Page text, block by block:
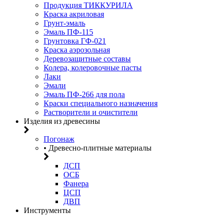
Продукция ТИККУРИЛА
Краска акриловая
Грунт-эмаль
Эмаль ПФ-115
Грунтовка ГФ-021
Краска аэрозольная
Деревозащитные составы
Колера, колеровочные пасты
Лаки
Эмали
Эмаль ПФ-266 для пола
Краски специального назначения
Растворители и очистители
Изделия из древесины
Погонаж
• Древесно-плитные материалы
ДСП
ОСБ
Фанера
ЦСП
ДВП
Инструменты